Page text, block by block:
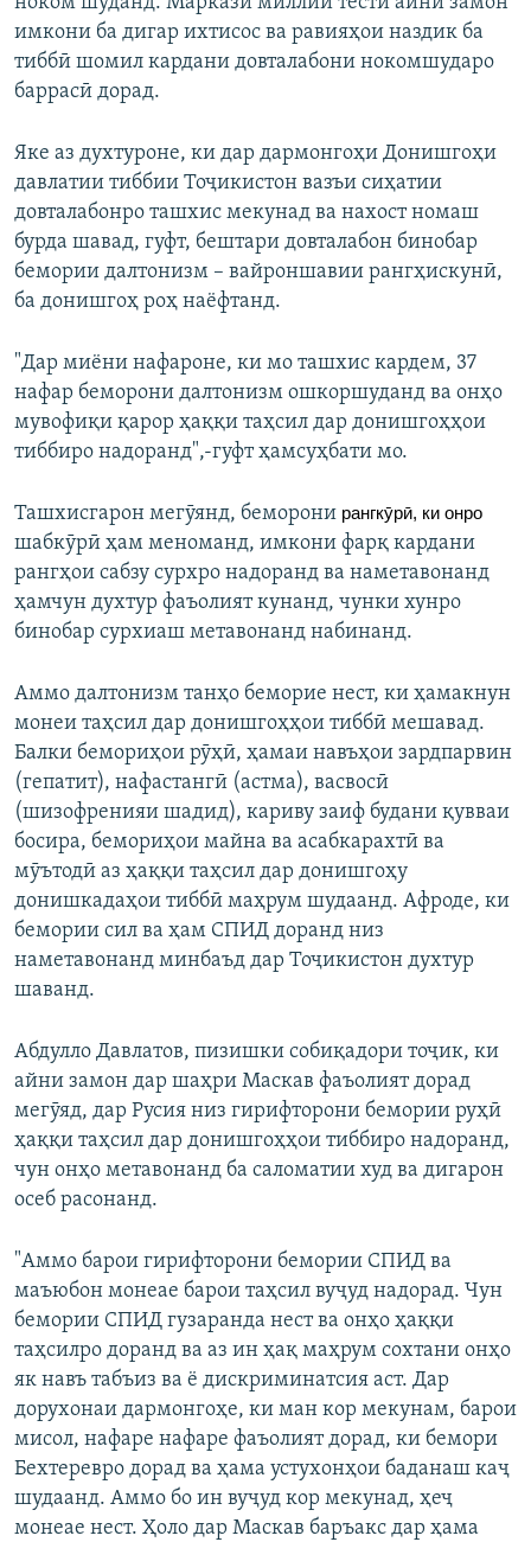
имкони ба дигар ихтисос ва равияҳои наздик ба
тиббӣ шомил кардани довталабони нокомшударо
баррасӣ дорад.
Яке аз духтуроне, ки дар дармонгоҳи Донишгоҳи
давлатии тиббии Тоҷикистон вазъи сиҳатии
довталабонро ташхис мекунад ва нахост номаш
бурда шавад, гуфт, бештари довталабон бинобар
бемории далтонизм – вайроншавии рангҳискунӣ,
ба донишгоҳ роҳ наёфтанд.
"Дар миёни нафароне, ки мо ташхис кардем, 37
нафар беморони далтонизм ошкоршуданд ва онҳо
мувофиқи қарор ҳаққи таҳсил дар донишгоҳҳои
тиббиро надоранд",-гуфт ҳамсуҳбати мо.
Ташхисгарон мегӯянд, беморони рангкӯрӣ, ки онро
шабкӯрӣ ҳам меноманд, имкони фарқ кардани
рангҳои сабзу сурхро надоранд ва наметавонанд
ҳамчун духтур фаъолият кунанд, чунки хунро
бинобар сурхиаш метавонанд набинанд.
Аммо далтонизм танҳо беморие нест, ки ҳамакнун
монеи таҳсил дар донишгоҳҳои тиббӣ мешавад.
Балки бемориҳои рӯҳӣ, ҳамаи навъҳои зардпарвин
(гепатит), нафастангӣ (астма), васвосӣ
(шизофренияи шадид), кариву заиф будани қувваи
босира, бемориҳои майна ва асабкарахтӣ ва
мӯътодӣ аз ҳаққи таҳсил дар донишгоҳу
донишкадаҳои тиббӣ маҳрум шудаанд. Афроде, ки
бемории сил ва ҳам СПИД доранд низ
наметавонанд минбаъд дар Тоҷикистон духтур
шаванд.
Абдулло Давлатов, пизишки собиқадори тоҷик, ки
айни замон дар шаҳри Маскав фаъолият дорад
мегӯяд, дар Русия низ гирифторони бемории руҳӣ
ҳаққи таҳсил дар донишгоҳҳои тиббиро надоранд,
чун онҳо метавонанд ба саломатии худ ва дигарон
осеб расонанд.
"Аммо барои гирифторони бемории СПИД ва
маъюбон монеае барои таҳсил вуҷуд надорад. Чун
бемории СПИД гузаранда нест ва онҳо ҳаққи
таҳсилро доранд ва аз ин ҳақ маҳрум сохтани онҳо
як навъ табъиз ва ё дискриминатсия аст. Дар
дорухонаи дармонгоҳе, ки ман кор мекунам, барои
мисол, нафаре нафаре фаъолият дорад, ки бемори
Бехтеревро дорад ва ҳама устухонҳои баданаш каҷ
шудаанд. Аммо бо ин вуҷуд кор мекунад, ҳеҷ
монеае нест. Ҳоло дар Маскав баръакс дар ҳама